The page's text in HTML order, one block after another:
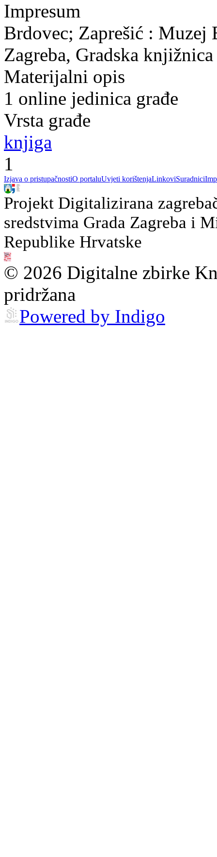
Impresum
Brdovec; Zaprešić : Muzej
Zagreba, Gradska
Materijalni opis
1 online jedinica građe
Vrsta građe
knjiga
1
Izjava o pristupačnostiO portaluUvjeti korištenjaLinkoviSuradnici
Projekt Digitalizirana
sredstvima Grada Zagreba i
Republike Hrvatske
© 2026 Digitalne zbirke
pridržana
Powered by Indigo